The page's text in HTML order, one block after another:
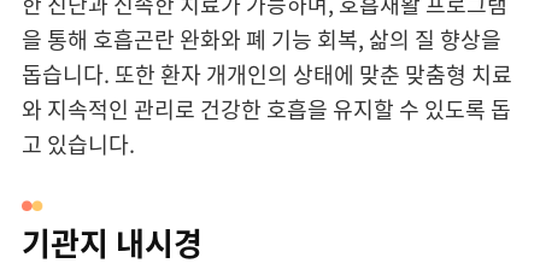
을 통해 호흡곤란 완화와 폐 기능 회복, 삶의 질 향상을
돕습니다. 또한 환자 개개인의 상태에 맞춘 맞춤형 치료
와 지속적인 관리로 건강한 호흡을 유지할 수 있도록 돕
고 있습니다.
기관지 내시경